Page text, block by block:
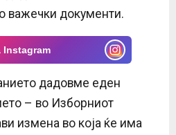
важечки документи.
Instagram
дадовме еден
– во Изборниот
измена во која ќе има